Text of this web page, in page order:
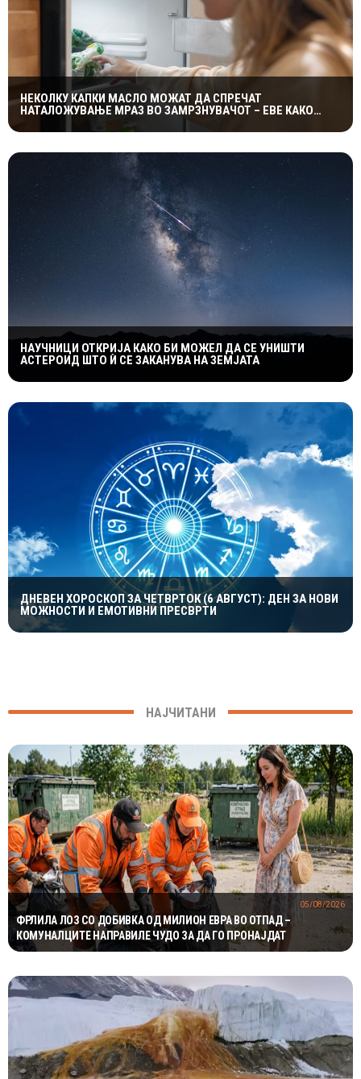
НЕКОЛКУ КАПКИ МАСЛО МОЖАТ ДА СПРЕЧАТ
НАТАЛОЖУВАЊЕ МРАЗ ВО ЗАМРЗНУВАЧОТ – ЕВЕ КАКО
ФУНКЦИОНИРА ЕДНОСТАВНИОТ ТРИК
НАУЧНИЦИ ОТКРИЈА КАКО БИ МОЖЕЛ ДА СЕ УНИШТИ
АСТЕРОИД ШТО Ѝ СЕ ЗАКАНУВА НА ЗЕМЈАТА
ДНЕВЕН ХОРОСКОП ЗА ЧЕТВРТОК (6 АВГУСТ): ДЕН ЗА НОВИ
МОЖНОСТИ И ЕМОТИВНИ ПРЕСВРТИ
НАЈЧИТАНИ
ФРЛИЛА ЛОЗ СО ДОБИВКА ОД МИЛИОН ЕВРА ВО ОТПАД –
КОМУНАЛЦИТЕ НАПРАВИЛЕ ЧУДО ЗА ДА ГО ПРОНАЈДАТ
05/08/2026